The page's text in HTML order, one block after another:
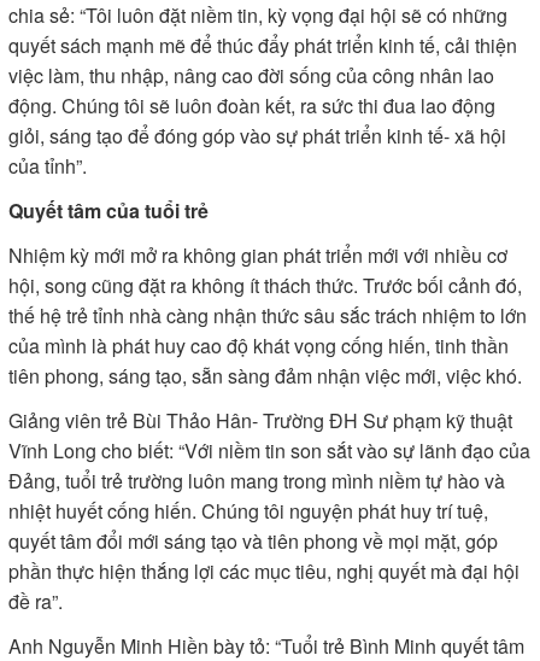
chia sẻ: “Tôi luôn đặt niềm tin, kỳ vọng đại hội sẽ có những
quyết sách mạnh mẽ để thúc đẩy phát triển kinh tế, cải thiện
việc làm, thu nhập, nâng cao đời sống của công nhân lao
động. Chúng tôi sẽ luôn đoàn kết, ra sức thi đua lao động
giỏi, sáng tạo để đóng góp vào sự phát triển kinh tế- xã hội
của tỉnh”.
Quyết tâm của tuổi trẻ
Nhiệm kỳ mới mở ra không gian phát triển mới với nhiều cơ
hội, song cũng đặt ra không ít thách thức. Trước bối cảnh đó,
thế hệ trẻ tỉnh nhà càng nhận thức sâu sắc trách nhiệm to lớn
của mình là phát huy cao độ khát vọng cống hiến, tinh thần
tiên phong, sáng tạo, sẵn sàng đảm nhận việc mới, việc khó.
Giảng viên trẻ Bùi Thảo Hân- Trường ĐH Sư phạm kỹ thuật
Vĩnh Long cho biết: “Với niềm tin son sắt vào sự lãnh đạo của
Đảng, tuổi trẻ trường luôn mang trong mình niềm tự hào và
nhiệt huyết cống hiến. Chúng tôi nguyện phát huy trí tuệ,
quyết tâm đổi mới sáng tạo và tiên phong về mọi mặt, góp
phần thực hiện thắng lợi các mục tiêu, nghị quyết mà đại hội
đề ra”.
Anh Nguyễn Minh Hiền bày tỏ: “Tuổi trẻ Bình Minh quyết tâm